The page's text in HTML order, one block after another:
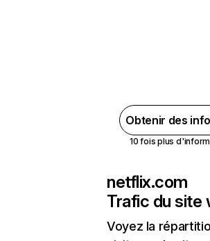
Obtenir des
10 fois plus
netflix.com
Trafic du site
Voyez la